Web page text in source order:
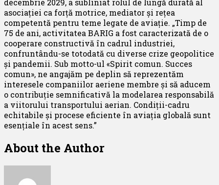
decembrie 2029, a subliniat rolul de lungă durată al
asociației ca forță motrice, mediator și rețea
competentă pentru teme legate de aviație. „Timp de
75 de ani, activitatea BARIG a fost caracterizată de o
cooperare constructivă în cadrul industriei,
confruntându-se totodată cu diverse crize geopolitice
și pandemii. Sub motto-ul «Spirit comun. Succes
comun», ne angajăm pe deplin să reprezentăm
interesele companiilor aeriene membre și să aducem
o contribuție semnificativă la modelarea responsabilă
a viitorului transportului aerian. Condiții-cadru
echitabile și procese eficiente în aviația globală sunt
esențiale în acest sens.”
About the Author